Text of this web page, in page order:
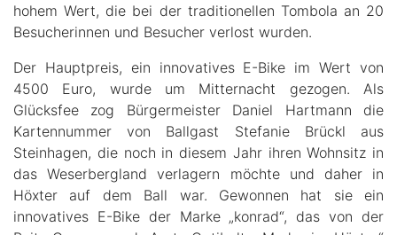
hohem Wert, die bei der traditionellen Tombola an 20
Besucherinnen und Besucher verlost wurden.
Der Hauptpreis, ein innovatives E-Bike im Wert von
4500 Euro, wurde um Mitternacht gezogen. Als
Glücksfee zog Bürgermeister Daniel Hartmann die
Kartennummer von Ballgast Stefanie Brückl aus
Steinhagen, die noch in diesem Jahr ihren Wohnsitz in
das Weserbergland verlagern möchte und daher in
Höxter auf dem Ball war. Gewonnen hat sie ein
innovatives E-Bike der Marke „konrad“, das von der